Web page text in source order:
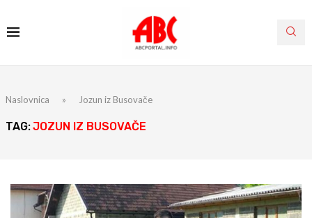
Naslovnica » Jozun iz Busovače
TAG:JOZUN IZ BUSOVAČE